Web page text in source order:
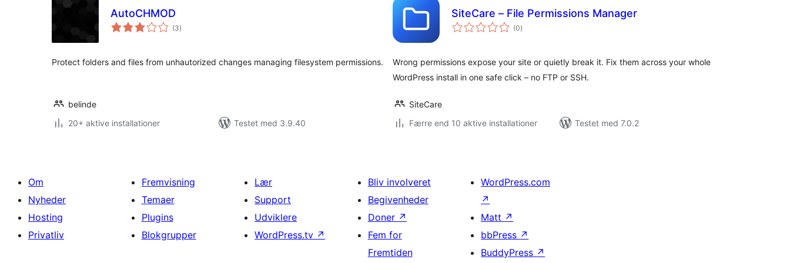
AutoCHMOD
(3totale
bedømmelser
)
Protect folders and files from unhautorized changes managing filesystem permissions.
belinde
20+ aktive installationer
Testet med 3.9.40
SiteCare – File Permissions Manager
(0totale
bedømmelser
)
Wrong permissions expose your site or quietly break it. Fix them across your whole
WordPress install in one safe click – no FTP or SSH.
SiteCare
Færre end 10 aktive installationer
Testet med 7.0.2
Om
Nyheder
Hosting
Privatliv
Fremvisning
Temaer
Plugins
Blokgrupper
Lær
Support
Udviklere
WordPress.tv ↗
Bliv involveret
Begivenheder
Doner ↗
Fem for
Fremtiden
WordPress.com
↗
Matt ↗
bbPress ↗
BuddyPress ↗